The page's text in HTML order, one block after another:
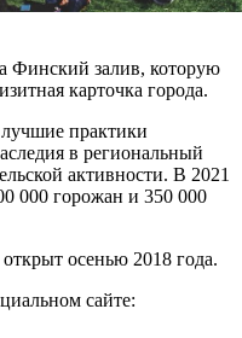
Финский залив, которую
карточка города.
практики
в региональный
активности. В 2021
000 горожан и 350 000
осенью 2018 года.
сайте: